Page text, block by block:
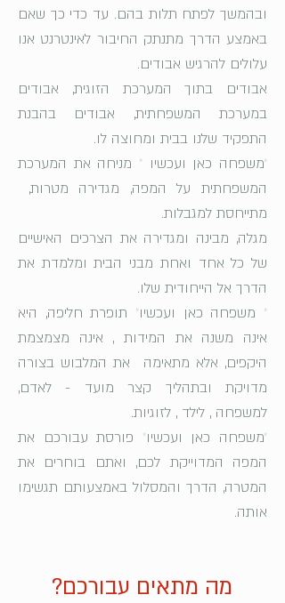
ובהמשך לפתח תלות בהם. עד כדי כך שאם
באמצע הדרך מתנתק החיבור לאינטרנט אנו
עלולים להרגיש אבודים.
אבודים בתוך המערכת הזוגית, אבודים
במערכת המשפחתית, אבודים בהבנת
התפקיד שלנו בבית ומחוצה לו.
״משפחה כאן ועכשיו ״ מניחה את המערכת
המשפחתית על המפה, מגדירה מטרות,
מתייחסת למגבלות.
מגלה, מבינה ומגדירה את הצרכים האישיים
של כל אחד ואחת מבני הבית ומלמדת את
הדרך אל הייחודית שלו.
״ משפחה כאן ועכשיו״ תופרת חליפה, היא
אינה משנה את המידות , אינה מצמצמת
היקפים, אלא מתאימה את המלבוש בצורה
מדויקת ובתהליך קצר מועד - לאדם,
למשפחה , לילד , לזוגיות.
״משפחה כאן ועכשיו״ פורסת עבורכם את
המפה המדוייקת לכם, ואתם בוחרים את
המטרה, הדרך והמסלול באמצעותם תגשימו
אותה.
מה מתאים עבורכם?